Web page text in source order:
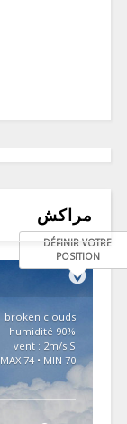
مراكش
DÉFINIR VOTRE
POSITION
broken clouds
90% humidité
vent : 2m/s S
MAX 74 • MIN 70